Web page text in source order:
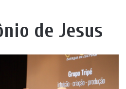
de Jesus